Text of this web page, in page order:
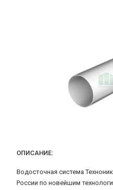
ОПИСАНИЕ:
Водосточная система
России по новейшим